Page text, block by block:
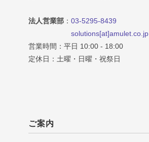
法人営業部 ： 03-5295-8439
solutions[at]amulet.co.jp
営業時間：平日 10:00 - 18:00
定休日：土曜・日曜・祝祭日
ご案内